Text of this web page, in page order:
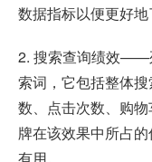
数据指标以便更好地
2. 搜索查询绩效——
索词，它包括整体
数、点击次数、购
牌在该效果中所占